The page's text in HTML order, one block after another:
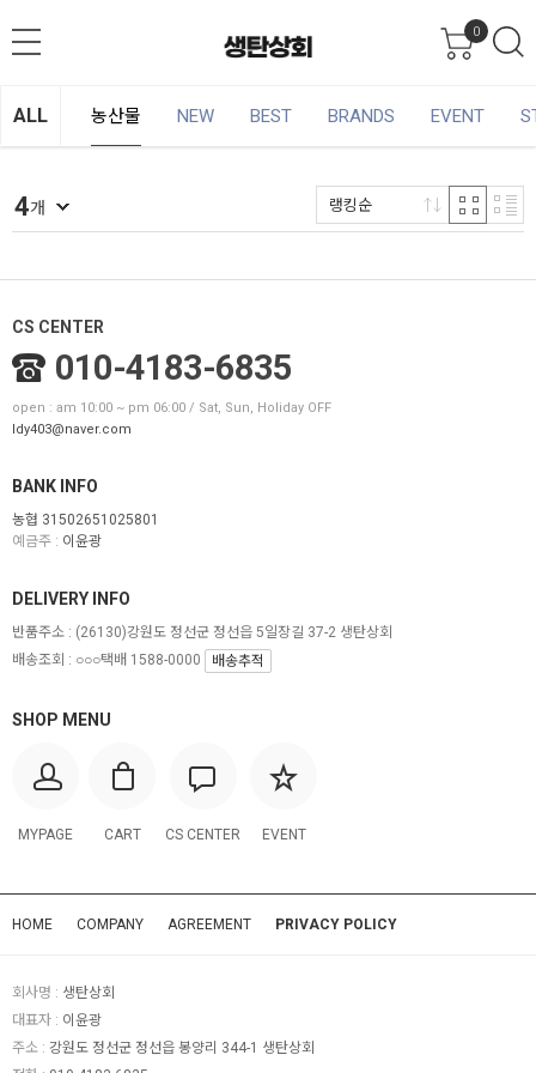
0
ALL 농산물 NEW BEST BRANDS EVENT
4개 랭킹순
CS CENTER
010-4183-6835
open : am 10:00 ~ pm 06:00 / Sat, Sun, Holiday OFF
ldy403@naver.com
BANK INFO
농협 31502651025801
예금주 : 이윤광
SHOP MENU
MYPAGE CART CS CENTER EVENT
DELIVERY INFO
반품주소 : (26130)강원도 정선군 정선읍 5일장길 37-2 생탄상회
배송조회 : ○○○택배 1588-0000
배송추적
HOME COMPANY AGREEMENT PRIVACY POLICY
회사명 : 생탄상회
대표자 : 이윤광
주소 : 강원도 정선군 정선읍 봉양리 344-1 생탄상회